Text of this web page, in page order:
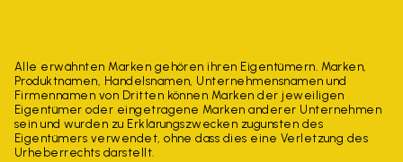
Alle erwähnten Marken gehören ihren Eigentümern. Marken,
Produktnamen, Handelsnamen, Unternehmensnamen und
Firmennamen von Dritten können Marken der jeweiligen
Eigentümer oder eingetragene Marken anderer Unternehmen
sein und wurden zu Erklärungszwecken zugunsten des
Eigentümers verwendet, ohne dass dies eine Verletzung des
Urheberrechts darstellt.